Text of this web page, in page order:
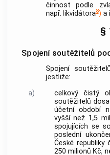
činnost podle
např. likvidátora8) a
§
Spojení soutěžitelů
Spojenísoutěžitelů
jestliže:
a)
celkový čistý
soutěžitelů
účetní období
vyšší než 1,5
spojujících se
poslední
České
250 milionů Kč,